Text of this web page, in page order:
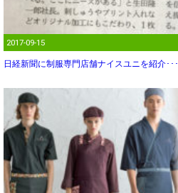
2017-09-15
日経新聞に制服専門店舗ナイスユニを紹介･･･